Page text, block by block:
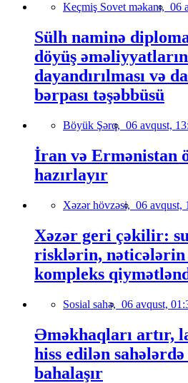
Keçmiş Sovet məkanı, 06
Sülh naminə
döyüş
dayandırılması və
bərpası təşəbbüsü
Böyük Şərq, 06 avqust,
İran və Ermənistan
hazırlayır
Xəzər hövzəsi, 06 avqust,
Xəzər geri çəkilir:
risklərin,
kompleks
Sosial sahə, 06 avqust,
Əməkhaqları artır,
hiss edilən
bahalaşır